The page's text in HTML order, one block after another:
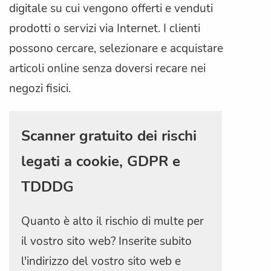
digitale su cui vengono offerti e venduti
prodotti o servizi via Internet. I clienti
possono cercare, selezionare e acquistare
articoli online senza doversi recare nei
negozi fisici.
Scanner gratuito dei rischi
legati a cookie, GDPR e
TDDDG
Quanto è alto il rischio di multe per
il vostro sito web? Inserite subito
l'indirizzo del vostro sito web e